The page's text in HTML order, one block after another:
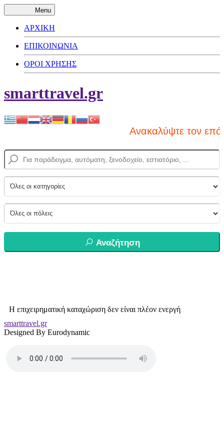
Menu
ΑΡΧΙΚΗ
ΕΠΙΚΟΙΝΩΝΙΑ
ΟΡΟΙ ΧΡΗΣΗΣ
smarttravel.gr
Ανακαλύψτε τον
Αναζήτηση
Η επιχειρηματική καταχώριση δεν είναι πλέον ενεργή
smarttravel.gr
Designed By Eurodynamic